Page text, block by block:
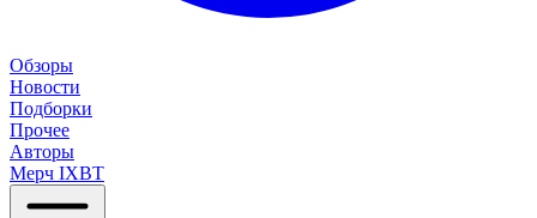
Обзоры
Новости
Подборки
Прочее
Авторы
Мерч IXBT